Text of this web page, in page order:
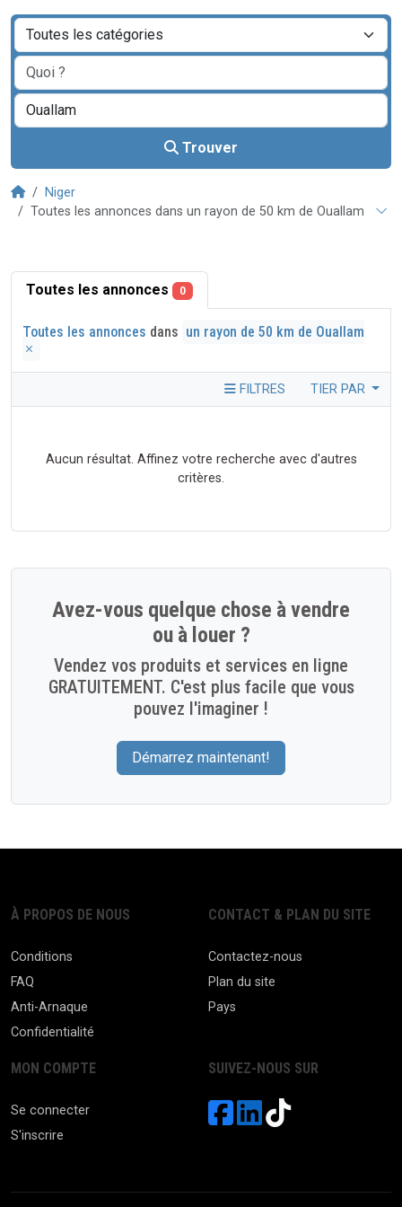
Trouver
Niger
Toutes les annonces dans un rayon de 50 km de Ouallam
Toutes les annonces 0
Toutes les annonces dans un rayon de 50 km de Ouallam
FILTRES TIER PAR
Aucun résultat. Affinez votre recherche avec d'autres
critères.
Avez-vous quelque chose à vendre
ou à louer ?
Vendez vos produits et services en ligne
GRATUITEMENT. C'est plus facile que vous
pouvez l'imaginer !
Démarrez maintenant!
À PROPOS DE NOUS
Conditions
FAQ
Anti-Arnaque
Confidentialité
CONTACT & PLAN DU SITE
Contactez-nous
Plan du site
Pays
MON COMPTE
Se connecter
S'inscrire
SUIVEZ-NOUS SUR